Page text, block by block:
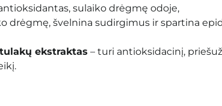
sulaiko drėgmę odoje,
drėgmę, švelnina sudirgimus ir spartina
ekstraktas – turi antioksidacinį,